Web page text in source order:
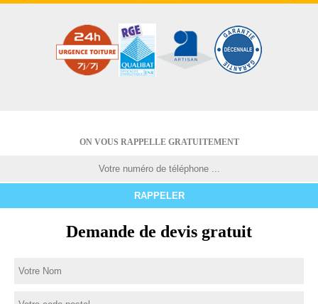
ON VOUS RAPPELLE GRATUITEMENT
Demande de devis gratuit